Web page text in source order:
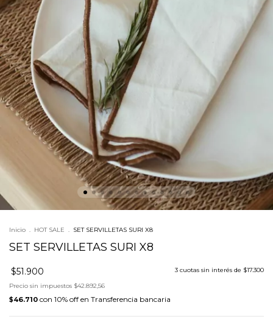
Inicio . HOT SALE . SET SERVILLETAS SURI X8
SET SERVILLETAS SURI X8
$51.900 3 cuotas sin interés de $17.300
Precio sin impuestos $42.892,56
$46.710 con Transferencia bancaria